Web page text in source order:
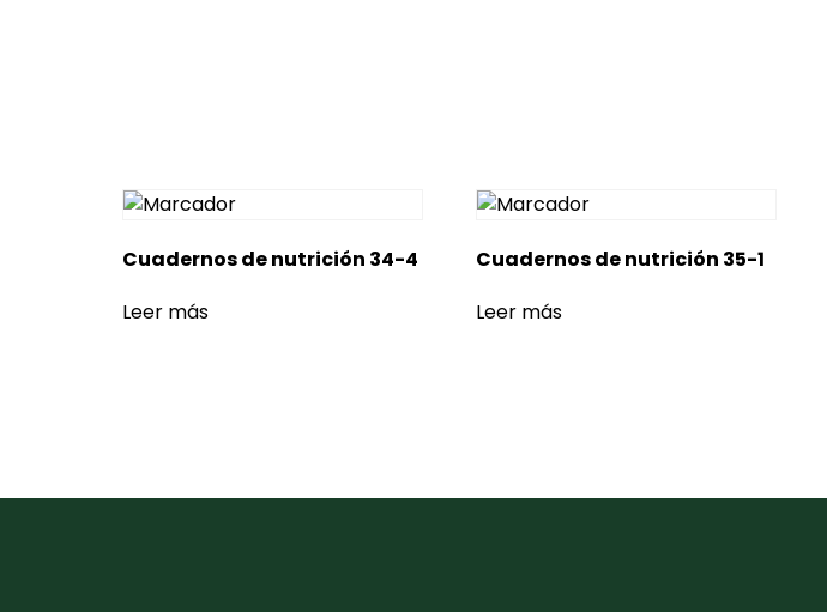
Cuadernos de nutrición 34-4
Leer más
Cuadernos de nutrición 35-1
Leer más